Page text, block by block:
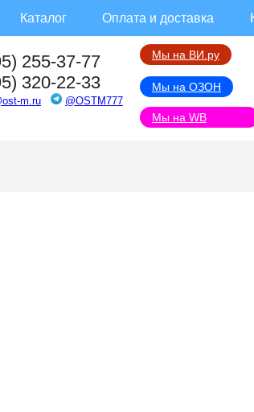
Каталог Оплата и доставка
255-37-77
320-22-33
m.ru @OSTM777
Мы на ВИ.ру
Мы на ОЗОН
Мы на WB